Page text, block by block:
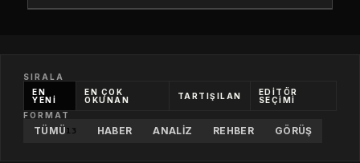
SIRALA
EN
YENİ
EN ÇOK
OKUNAN
TARTIŞILAN
EDİTÖR
SEÇİMİ
FORMAT
TÜMÜ13 HABER ANALIZ REHBER GÖRÜŞ